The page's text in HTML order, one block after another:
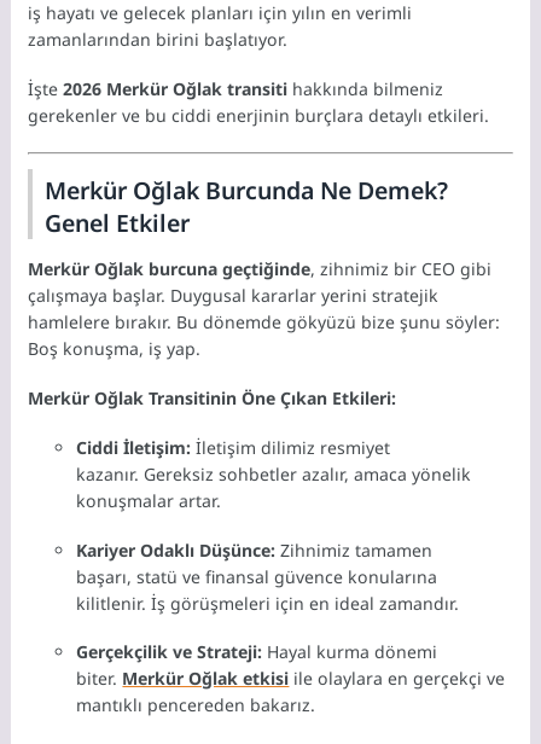
iş hayatı ve gelecek planları için yılın en verimli
zamanlarından birini başlatıyor.
İşte2026 Merkür Oğlak transiti hakkında bilmeniz
gerekenler ve bu ciddi enerjinin burçlara detaylı etkileri.
Merkür Oğlak Burcunda Ne Demek?
Genel Etkiler
Merkür Oğlak burcuna geçtiğinde, zihnimiz bir CEO gibi
çalışmaya başlar. Duygusal kararlar yerini stratejik
hamlelere bırakır. Bu dönemde gökyüzü bize şunu söyler:
Boş konuşma, iş yap.
Merkür Oğlak Transitinin Öne Çıkan Etkileri:
Ciddi İletişim: İletişim dilimiz resmiyet
kazanır. Gereksiz sohbetler azalır, amaca yönelik
konuşmalar artar.
Kariyer Odaklı Düşünce: Zihnimiz tamamen
başarı, statü ve finansal güvence konularına
kilitlenir. İş görüşmeleri için en ideal zamandır.
Gerçekçilik ve Strateji: Hayal kurma dönemi
biter. Merkür Oğlak etkisi ile olaylara en gerçekçi ve
mantıklı pencereden bakarız.